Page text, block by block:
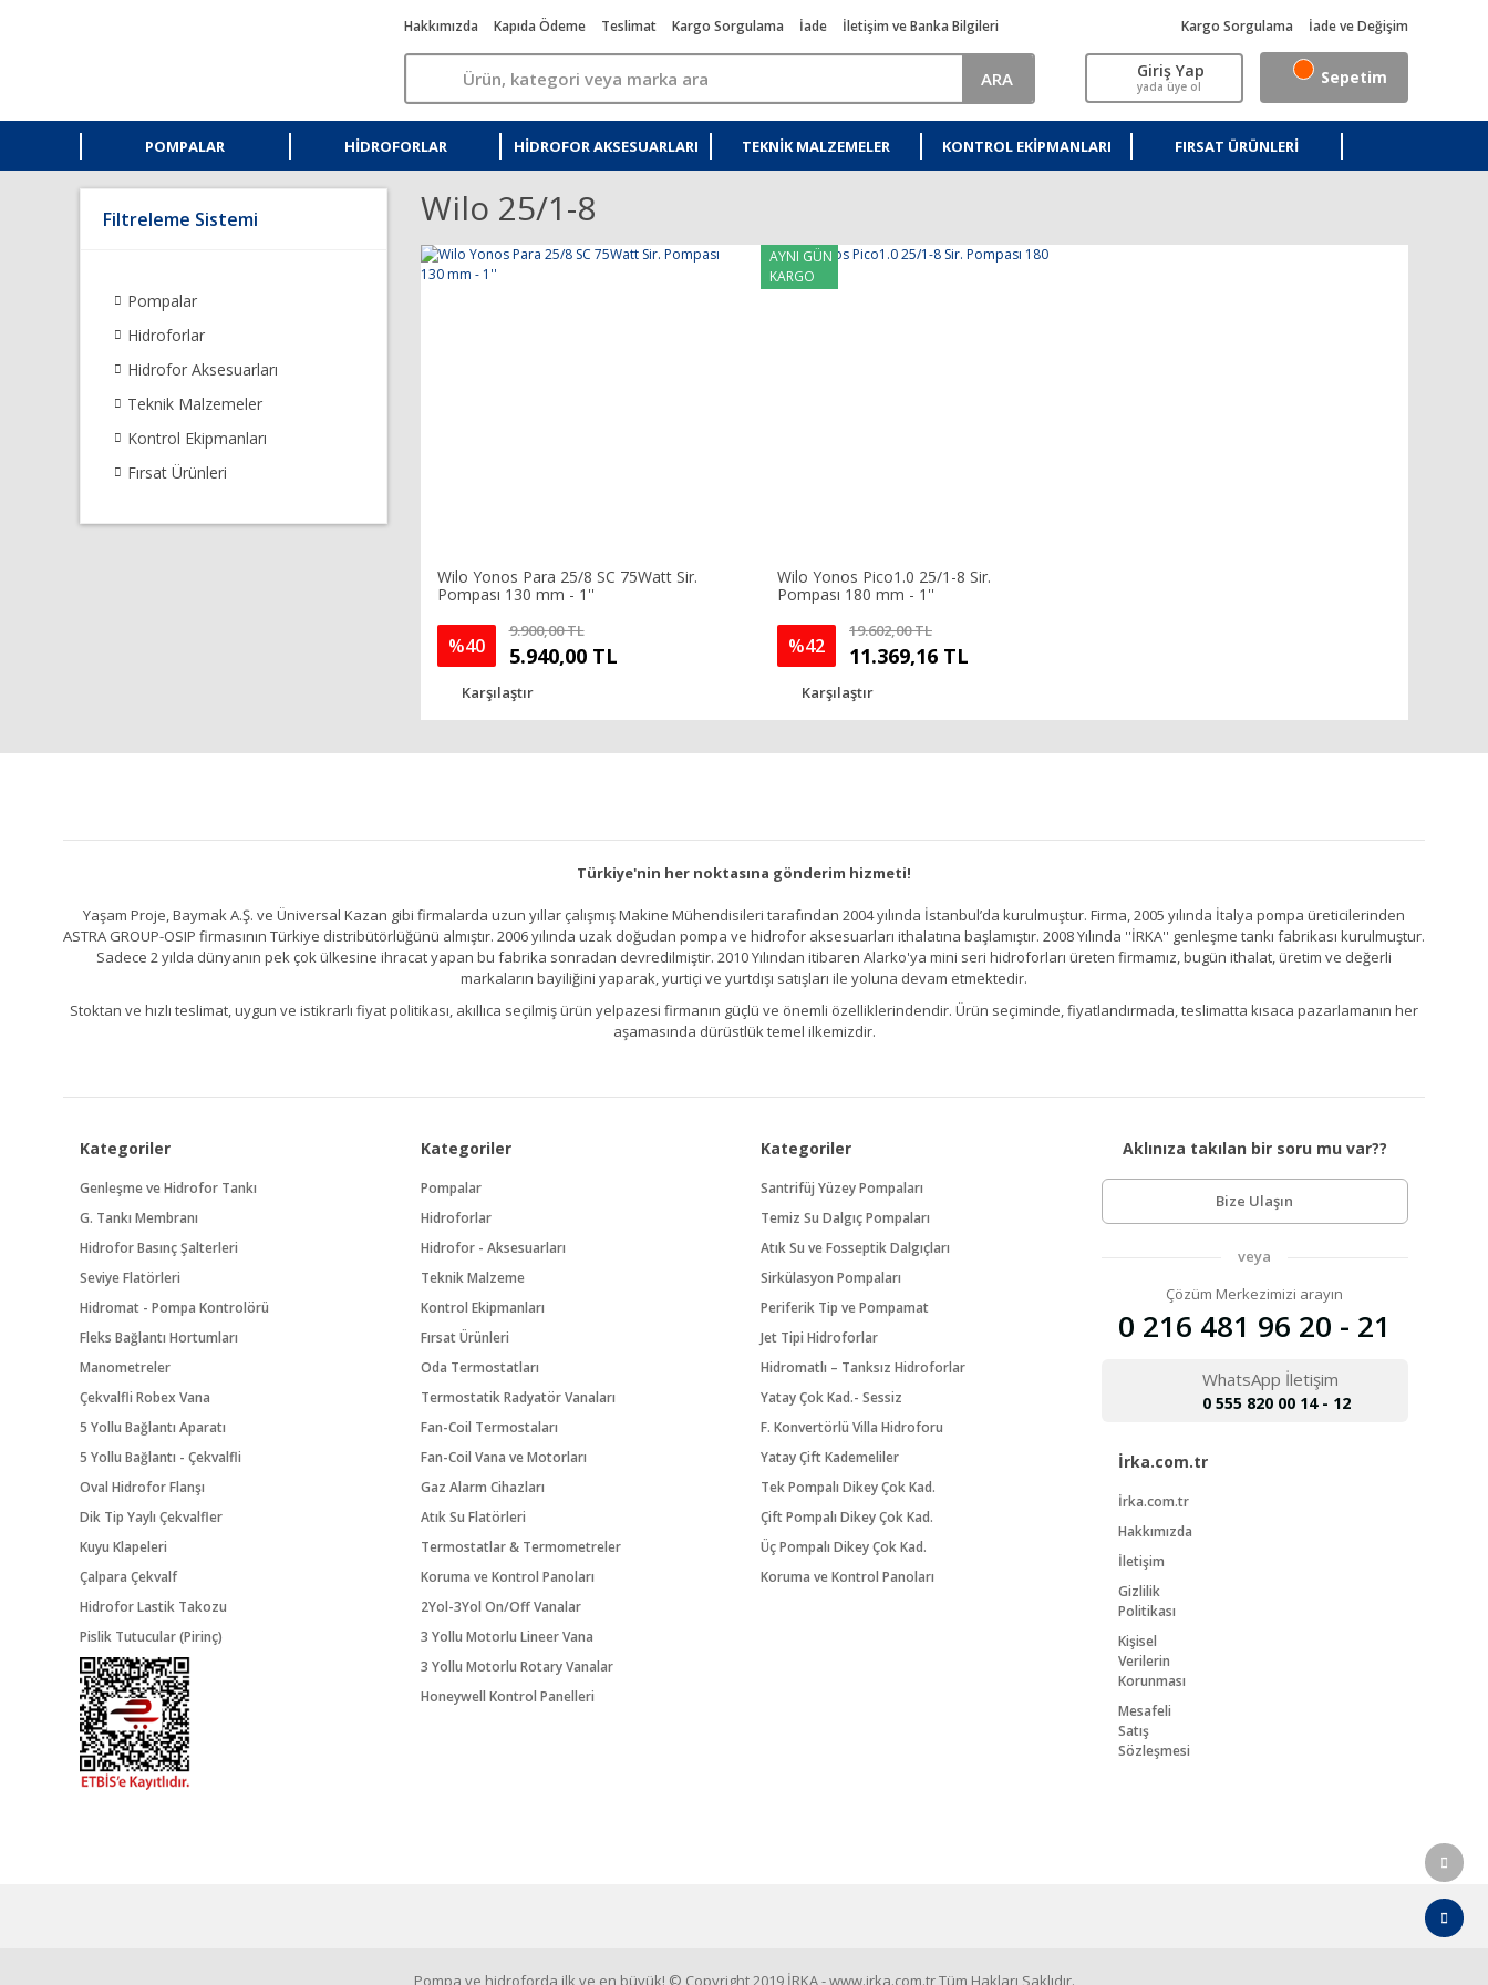
Hakkımızda Kapıda Ödeme Teslimat Kargo Sorgulama İade İletişim ve Banka Bilgileri
ARA
Kargo Sorgulama İade ve Değişim
Giriş Yap
yada üye ol Sepetim
POMPALAR HIDROFORLAR HIDROFOR AKSESUARLARI TEKNIK MALZEMELER KONTROL EKIPMANLARI FIRSAT ÜRÜNLERI
Filtreleme Sistemi
Pompalar
Hidroforlar
Hidrofor Aksesuarları
Teknik Malzemeler
Kontrol Ekipmanları
Fırsat Ürünleri
Wilo 25/1-8
Wilo Yonos Para 25/8 SC 75Watt Sir.
Pompası 130 mm - 1''
%40
9.900,00 TL
5.940,00 TL
Karşılaştır
AYNI GÜN
KARGO
Wilo Yonos Pico1.0 25/1-8 Sir.
Pompası 180 mm - 1''
%42
19.602,00 TL
11.369,16 TL
Karşılaştır
Türkiye'nin her noktasına gönderim hizmeti!
Yaşam Proje, Baymak A.Ş. ve Üniversal Kazan gibi firmalarda uzun yıllar çalışmış Makine Mühendisileri tarafından 2004 yılında İstanbul’da kurulmuştur. Firma, 2005 yılında İtalya pompa üreticilerinden
ASTRA GROUP-OSIP firmasının Türkiye distribütörlüğünü almıştır. 2006 yılında uzak doğudan pompa ve hidrofor aksesuarları ithalatına başlamıştır. 2008 Yılında ''İRKA'' genleşme tankı fabrikası kurulmuştur.
Sadece 2 yılda dünyanın pek çok ülkesine ihracat yapan bu fabrika sonradan devredilmiştir. 2010 Yılından itibaren Alarko'ya mini seri hidroforları üreten firmamız, bugün ithalat, üretim ve değerli
markaların bayiliğini yaparak, yurtiçi ve yurtdışı satışları ile yoluna devam etmektedir.
Stoktan ve hızlı teslimat, uygun ve istikrarlı fiyat politikası, akıllıca seçilmiş ürün yelpazesi firmanın güçlü ve önemli özelliklerindendir. Ürün seçiminde, fiyatlandırmada, teslimatta kısaca pazarlamanın her
aşamasında dürüstlük temel ilkemizdir.
Kategoriler
Genleşme ve Hidrofor Tankı
G. Tankı Membranı
Hidrofor Basınç Şalterleri
Seviye Flatörleri
Hidromat - Pompa Kontrolörü
Fleks Bağlantı Hortumları
Manometreler
Çekvalfli Robex Vana
5 Yollu Bağlantı Aparatı
5 Yollu Bağlantı - Çekvalfli
Oval Hidrofor Flanşı
Dik Tip Yaylı Çekvalfler
Kuyu Klapeleri
Çalpara Çekvalf
Hidrofor Lastik Takozu
Pislik Tutucular (Pirinç)
Kategoriler
Pompalar
Hidroforlar
Hidrofor - Aksesuarları
Teknik Malzeme
Kontrol Ekipmanları
Fırsat Ürünleri
Oda Termostatları
Termostatik Radyatör Vanaları
Fan-Coil Termostaları
Fan-Coil Vana ve Motorları
Gaz Alarm Cihazları
Atık Su Flatörleri
Termostatlar & Termometreler
Koruma ve Kontrol Panoları
2Yol-3Yol On/Off Vanalar
3 Yollu Motorlu Lineer Vana
3 Yollu Motorlu Rotary Vanalar
Honeywell Kontrol Panelleri
Kategoriler
Santrifüj Yüzey Pompaları
Temiz Su Dalgıç Pompaları
Atık Su ve Fosseptik Dalgıçları
Sirkülasyon Pompaları
Periferik Tip ve Pompamat
Jet Tipi Hidroforlar
Hidromatlı – Tanksız Hidroforlar
Yatay Çok Kad.- Sessiz
F. Konvertörlü Villa Hidroforu
Yatay Çift Kademeliler
Tek Pompalı Dikey Çok Kad.
Çift Pompalı Dikey Çok Kad.
Üç Pompalı Dikey Çok Kad.
Koruma ve Kontrol Panoları
Aklınıza takılan bir soru mu var??
Bize Ulaşın
veya
Çözüm Merkezimizi arayın
0 216 481 96 20 - 21
WhatsApp İletişim
0 555 820 00 14 - 12
İrka.com.tr
İrka.com.tr
Hakkımızda
İletişim
Gizlilik
Politikası
Kişisel
Verilerin
Korunması
Mesafeli
Satış
Sözleşmesi